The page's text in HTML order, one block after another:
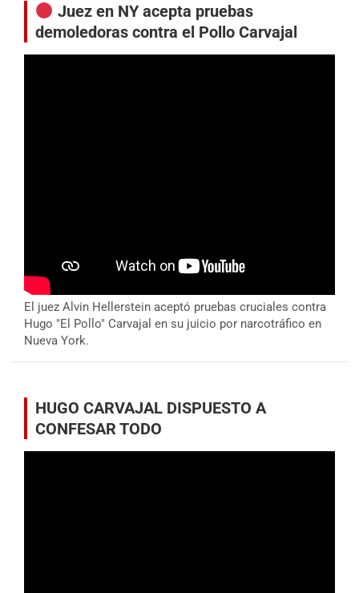
Juez en NY acepta pruebas
demoledoras contra el Pollo Carvajal
El juez Alvin Hellerstein aceptó pruebas cruciales contra
Hugo "El Pollo" Carvajal en su juicio por narcotráfico en
Nueva York.
HUGO CARVAJAL DISPUESTO A
CONFESAR TODO